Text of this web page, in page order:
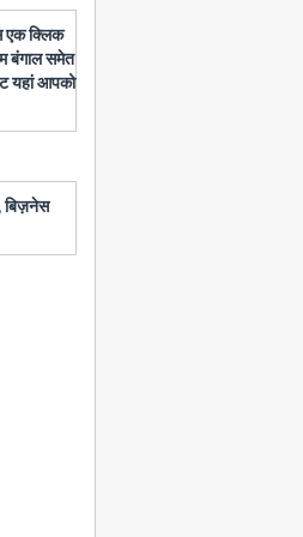
एक क्लिक
बंगाल समेत
यहां आपको
बिज़नेस